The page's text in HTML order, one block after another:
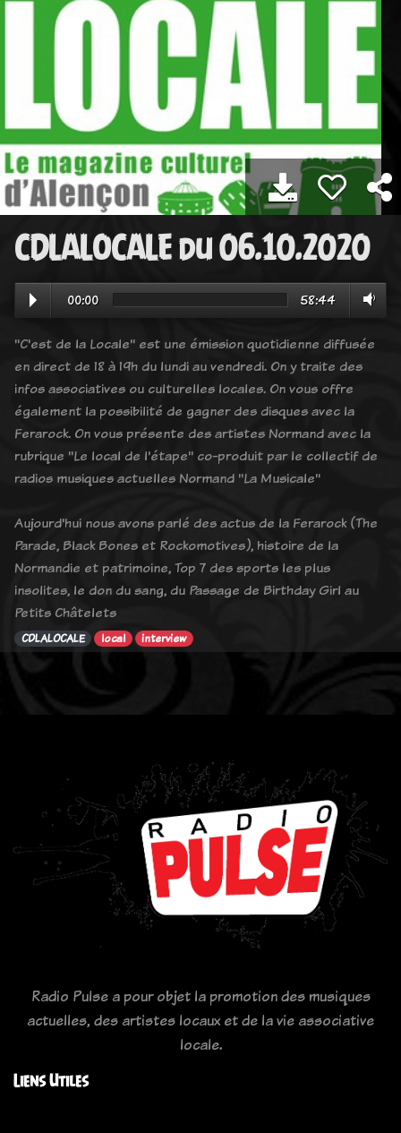
CDLALOCALE du 06.10.2020
00:00 58:44
"C'est de la Locale" est une émission quotidienne diffusée
en direct de 18 à 19h du lundi au vendredi. On y traite des
infos associatives ou culturelles locales. On vous offre
également la possibilité de gagner des disques avec la
Ferarock. On vous présente des artistes Normand avec la
rubrique "Le local de l'étape" co-produit par le collectif de
radios musiques actuelles Normand "La Musicale"
Aujourd'hui nous avons parlé des actus de la Ferarock (The
Parade, Black Bones et Rockomotives), histoire de la
Normandie et patrimoine, Top 7 des sports les plus
insolites, le don du sang, du Passage de Birthday Girl au
Petits Châtelets
CDLALOCALE local interview
Radio Pulse a pour objet la promotion des musiques
actuelles, des artistes locaux et de la vie associative
locale.
Liens Utiles